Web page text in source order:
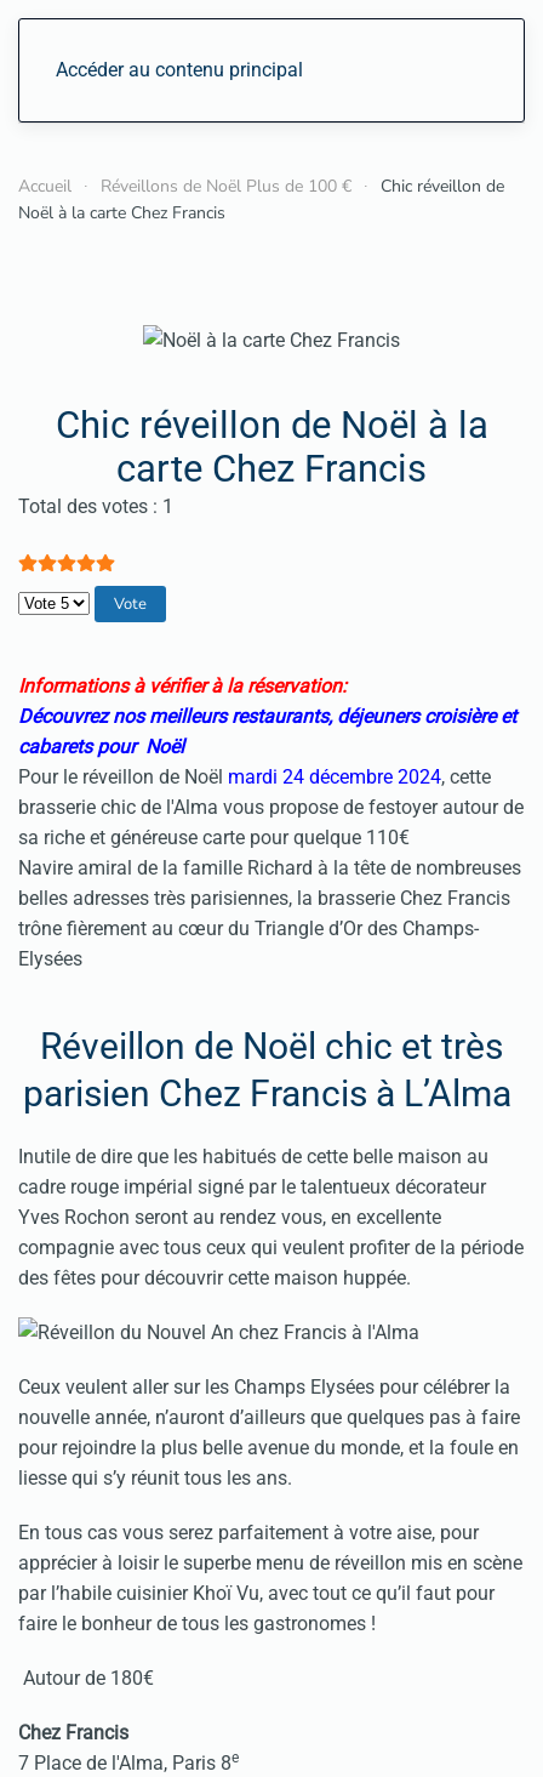
Accéder au contenu principal
Accueil Réveillons de Noël Plus de 100 €
Chic réveillon de
Noël à la carte Chez Francis
Chic réveillon de Noël à la
carte Chez Francis
Vote utilisateur:5/
Total des votes : 1
Veuillez voter
Informations à vérifier à la réservation:
Découvrez nos meilleurs restaurants, déjeuners croisière et
cabarets pour Noël
Pour le réveillon de Noël mardi 24 décembre 2024, cette
brasserie chic de l'Alma vous propose de festoyer autour de
sa riche et généreuse carte pour quelque 110€
Navire amiral de la famille Richard à la tête de nombreuses
belles adresses très parisiennes, la brasserie Chez Francis
trône fièrement au cœur du Triangle d’Or des Champs-
Elysées
Réveillon de Noël chic et très
parisien Chez Francis à L’Alma
Inutile de dire que les habitués de cette belle maison au
cadre rouge impérial signé par le talentueux décorateur
Yves Rochon seront au rendez vous, en excellente
compagnie avec tous ceux qui veulent profiter de la période
des fêtes pour découvrir cette maison huppée.
Ceux veulent aller sur les Champs Elysées pour célébrer la
nouvelle année, n’auront d’ailleurs que quelques pas à faire
pour rejoindre la plus belle avenue du monde, et la foule en
liesse qui s’y réunit tous les ans.
En tous cas vous serez parfaitement à votre aise, pour
apprécier à loisir le superbe menu de réveillon mis en scène
par l’habile cuisinier Khoï Vu, avec tout ce qu’il faut pour
faire le bonheur de tous les gastronomes !
Autour de 180€
Chez Francis
7 Place de l'Alma, Paris 8e